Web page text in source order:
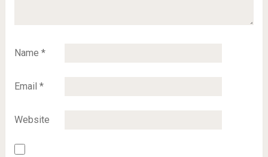
Name *
Email *
Website